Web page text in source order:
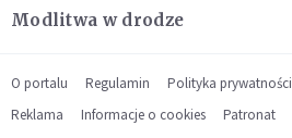
Modlitwa w drodze
O portalu Regulamin Polityka prywatności
Reklama
Informacje o cookies Patronat